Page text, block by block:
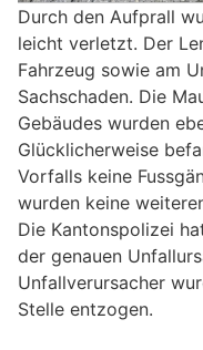
Durch den Aufprall
leicht verletzt. Der
Fahrzeug sowie am
Sachschaden. Die
Gebäudes wurden
Glücklicherweise
Vorfalls keine
wurden keine
Die Kantonspolizei
der genauen
Unfallverursacher
Stelle entzogen.